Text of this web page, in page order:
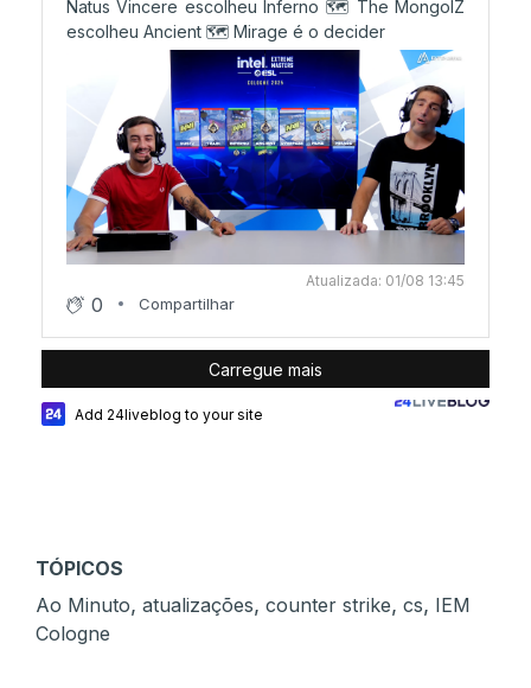
Natus Vincere escolheu Inferno 🗺️ The MongolZ
escolheu Ancient 🗺️ Mirage é o decider
Atualizada: 01/08 13:45
0 Compartilhar
Carregue mais
Add 24liveblog to your site
TÓPICOS
Ao Minuto, atualizações, counter strike, cs, IEM
Cologne